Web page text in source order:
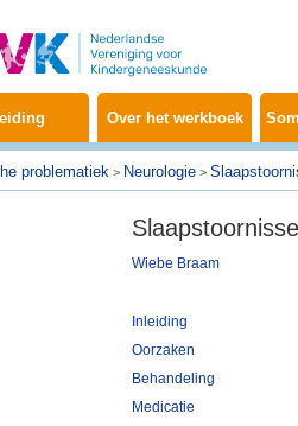
Over het werkboek
problematiek > Neurologie >
Wiebe Braam
Inleiding
Oorzaken
Behandeling
Medicatie